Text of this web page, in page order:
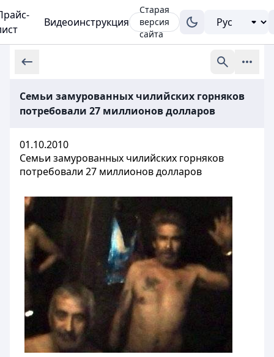
Видеоинструкция
Старая
версия
сайта
Семьи замурованных чилийских горняков
потребовали 27 миллионов долларов
01.10.2010
Семьи замурованных чилийских горняков
потребовали 27 миллионов долларов